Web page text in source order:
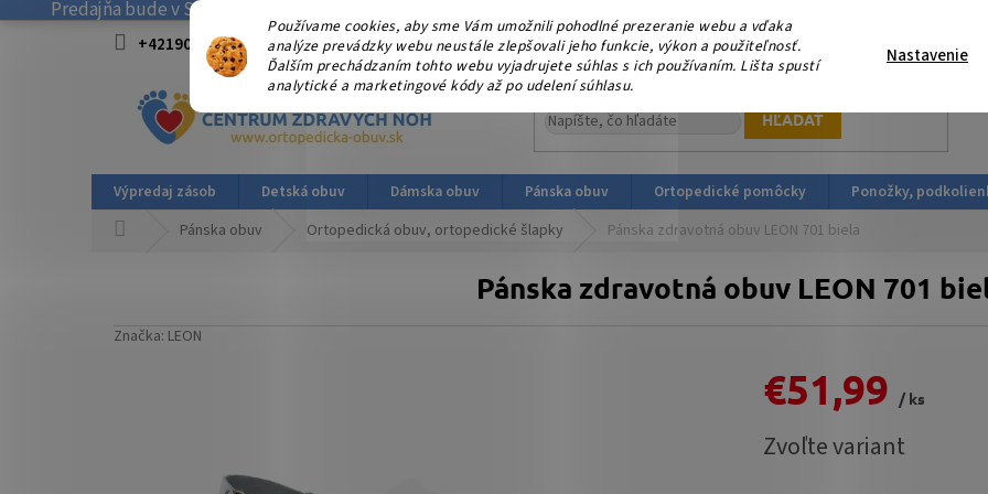
Používame cookies, aby sme Vám umožnili pohodlné prezeranie webu a vďaka
analýze prevádzky webu neustále zlepšovali jeho funkcie, výkon a použiteľnosť.
Ďalším prechádzaním tohto webu vyjadrujete súhlas s ich používaním. Lišta spustí
analytické a marketingové kódy až po udelení súhlasu.
Nastavenie
Predajňa bude v SOBOTU 08.08.2026 ZATVORENÁ! . Ďakujeme, že nás podporujete platbou v HOTOVOSTI ! V sobotu
+421908915827 od 15:00-17:00 hod. info@ortopedicka-obuv.sk
HĽADAŤ
Výpredaj zásob Detská obuv Dámska obuv Pánska obuv Ortopedické pomôcky Ponožky,
Pánska obuv Ortopedická obuv, ortopedické šlapky Pánska zdravotná obuv LEON 701 biela
Pánska zdravotná obuv LEON 701
Značka: LEON
€51,99
/ ks
cena:
Zvoľte variant